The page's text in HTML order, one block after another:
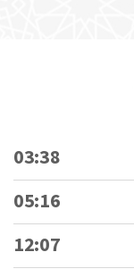
03:38
05:16
12:07